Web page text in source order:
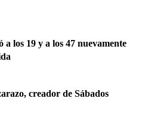
los 19 y a los 47 nuevamente
creador de Sábados